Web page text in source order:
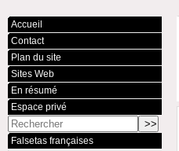
Accueil
Contact
Plan du site
Sites Web
En résumé
Espace privé
Falsetas françaises